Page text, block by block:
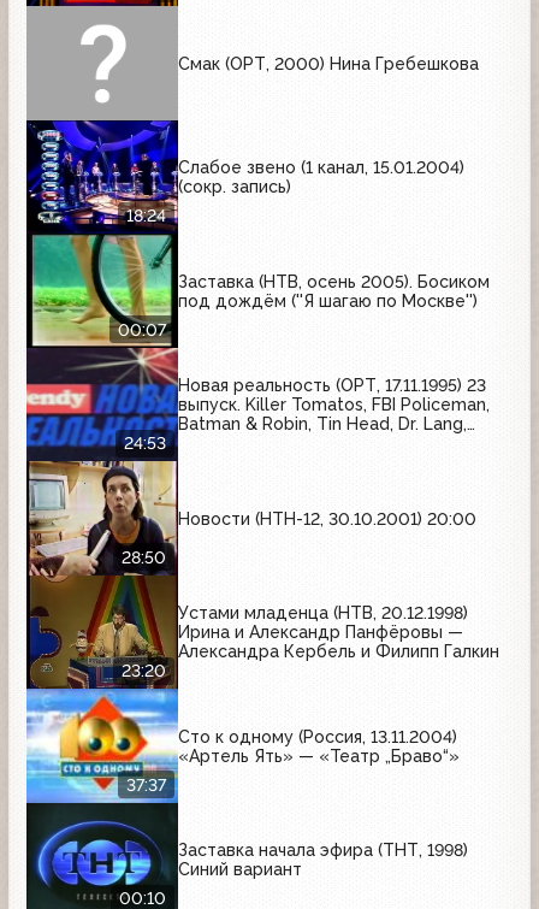
Смак (ОРТ, 2000) Нина Гребешкова
18:24
Слабое звено (1 канал, 15.01.2004)
(сокр. запись)
00:07
Заставка (НТВ, осень 2005). Босиком
под дождём (''Я шагаю по Москве'')
24:53
Новая реальность (ОРТ, 17.11.1995) 23
выпуск. Killer Tomatos, FBI Policeman,
Batman & Robin, Tin Head, Dr. Lang,
28:50
Новости (НТН-12, 30.10.2001) 20:00
23:20
Устами младенца (НТВ, 20.12.1998)
Ирина и Александр Панфёровы —
Александра Кербель и Филипп Галкин
37:37
Сто к одному (Россия, 13.11.2004)
«Артель Ять» — «Театр „Браво“»
00:10
Заставка начала эфира (ТНТ, 1998)
Синий вариант